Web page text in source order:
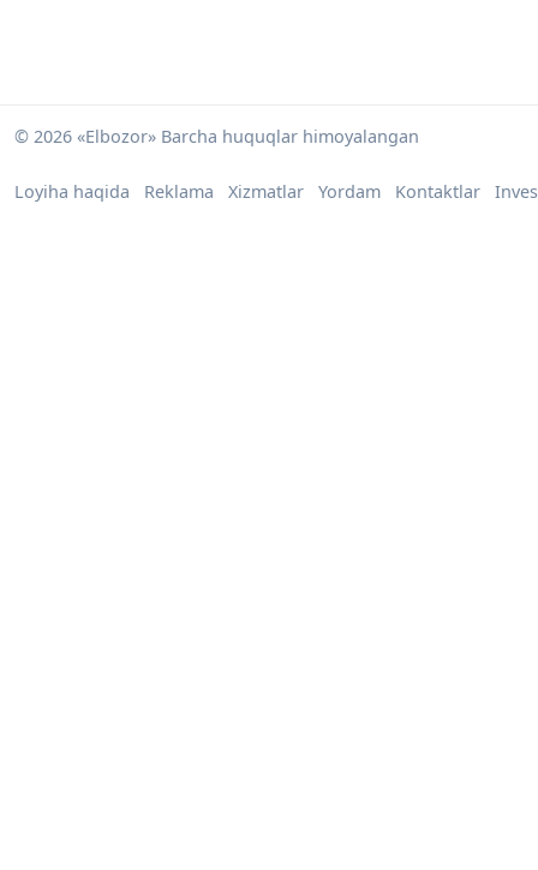
© 2026 «Elbozor» Barcha huquqlar himoyalangan
Loyiha haqida Reklama Xizmatlar Yordam Kontaktlar